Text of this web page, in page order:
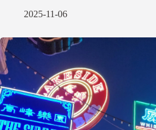
2025-11-06